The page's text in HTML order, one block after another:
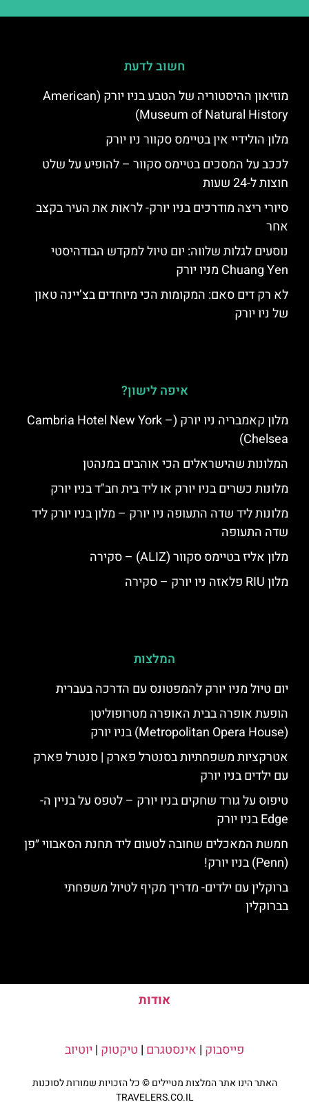
חשוב לדעת
מוזיאון ההיסטוריה של הטבע בניו יורק (American
Museum of Natural History)
מלון הולידיי אין בטיימס סקוור ניו יורק
לככב על המסכים בטיימס סקוור – להופיע על שלט
חוצות ל-24 שעות
סיורי ריצה מודרכים בניו יורק- לראות את העיר בקצב
אחר
נוסעים לגלות שלווה: יום טיול למקדש הבודהיסטי
Chuang Yen מניו יורק
לא רק דים סאם: המקומות הכי מיוחדים בצ’יינה טאון
של ניו יורק
איפה לישון?
מלון קאמבריה ניו יורק (Cambria Hotel New York –
Chelsea)
המלונות שהישראלים הכי אוהבים במנהטן
מלונות כשרים בניו יורק או ליד בית חב"ד בניו יורק
מלונות ליד שדה התעופה ניו יורק – מלון בניו יורק ליד
שדה התעופה
מלון אליז בטיימס סקוור (ALIZ) – סקירה
מלון RIU פלאזה ניו יורק – סקירה
המלצות
יום טיול מניו יורק להמפטונס עם הדרכה בעברית
הופעת אופרה בבית האופרה מטרופוליטן
(Metropolitan Opera House) בניו יורק
אטרקציות משפחתיות בסנטרל פארק | סנטרל פארק
עם ילדים בניו יורק
טיפוס על גורד שחקים בניו יורק – לטפס על בניין ה-
Edge בניו יורק
חמשת המאכלים שחובה לטעום ליד תחנת הסאבווי ״פן
(Penn) בניו יורק!
ברוקלין עם ילדים- מדריך מקיף לטיול משפחתי
בברוקלין
אודות
פייסבוק | אינסטגרם | טיקטוק | יוטיוב
האתר הינו אתר המלצות מטיילים © כל הזכויות שמורות לסוכנות
TRAVELERS.CO.IL